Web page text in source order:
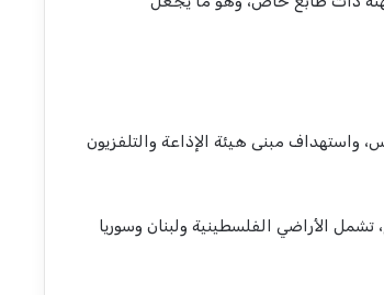
مبنى هيئة الإذاعة والتلفزيون
الأراضي الفلسطينية ولبنان وسوريا